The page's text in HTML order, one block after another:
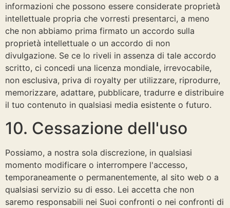
informazioni che possono essere considerate proprietà
intellettuale propria che vorresti presentarci, a meno
che non abbiamo prima firmato un accordo sulla
proprietà intellettuale o un accordo di non
divulgazione. Se ce lo riveli in assenza di tale accordo
scritto, ci concedi una licenza mondiale, irrevocabile,
non esclusiva, priva di royalty per utilizzare, riprodurre,
memorizzare, adattare, pubblicare, tradurre e distribuire
il tuo contenuto in qualsiasi media esistente o futuro.
10. Cessazione dell'uso
Possiamo, a nostra sola discrezione, in qualsiasi
momento modificare o interrompere l'accesso,
temporaneamente o permanentemente, al sito web o a
qualsiasi servizio su di esso. Lei accetta che non
saremo responsabili nei Suoi confronti o nei confronti di